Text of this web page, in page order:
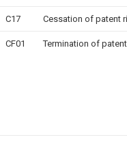
C17 Cessation of patent
CF01 Termination of